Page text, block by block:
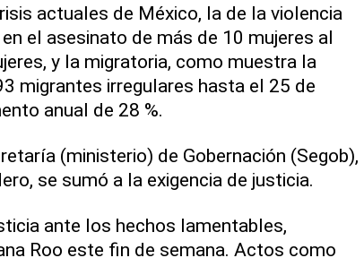
actuales de México, la de la violencia
el asesinato de más de 10 mujeres al
y la migratoria, como muestra la
migrantes irregulares hasta el 25 de
anual de 28 %.
(ministerio) de Gobernación (Segob),
se sumó a la exigencia de justicia.
ante los hechos lamentables,
Roo este fin de semana. Actos como